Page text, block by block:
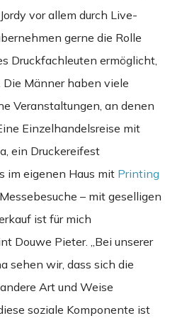
vor allem durch Live-
gerne die Rolle
Druckfachleuten ermöglicht,
Männer haben viele
Veranstaltungen, an denen
Einzelhandelsreise mit
ein Druckereifest
im eigenen Haus mit Printing
– mit geselligen
ist für mich
Douwe Pieter. „Bei unserer
sehen wir, dass sich die
Art und Weise
soziale Komponente ist